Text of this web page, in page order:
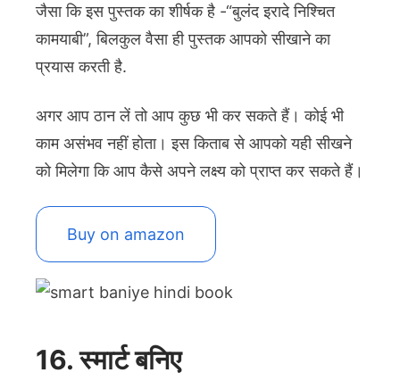
जैसा कि इस पुस्तक का शीर्षक है -“बुलंद इरादे निश्चित
कामयाबी”, बिलकुल वैसा ही पुस्तक आपको सीखाने का
प्रयास करती है.
अगर आप ठान लें तो आप कुछ भी कर सकते हैं। कोई भी
काम असंभव नहीं होता। इस किताब से आपको यही सीखने
को मिलेगा कि आप कैसे अपने लक्ष्य को प्राप्त कर सकते हैं।
Buy on amazon
16. स्मार्ट बनिए